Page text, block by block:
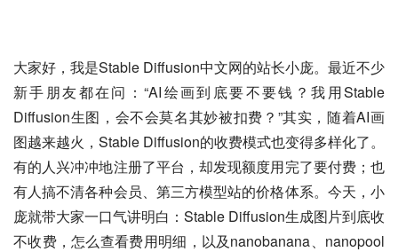
大家好，我是Stable Diffusion中文网的站长小庞。最近不少
新手朋友都在问：“AI绘画到底要不要钱？我用Stable
Diffusion生图，会不会莫名其妙被扣费？”其实，随着AI画
图越来越火，Stable Diffusion的收费模式也变得多样化了。
有的人兴冲冲地注册了平台，却发现额度用完了要付费；也
有人搞不清各种会员、第三方模型站的价格体系。今天，小
庞就带大家一口气讲明白：Stable Diffusion生成图片到底收
不收费，怎么查看费用明细，以及nanobanana、nanopool